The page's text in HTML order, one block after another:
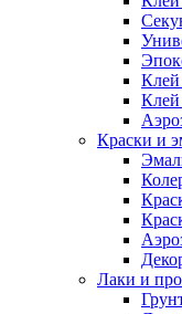
Клей
Краски и
Лаки и